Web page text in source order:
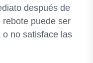
después de
rebote puede ser
no satisface las